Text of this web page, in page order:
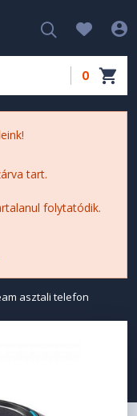
0
tart.
folytatódik.
asztali telefon